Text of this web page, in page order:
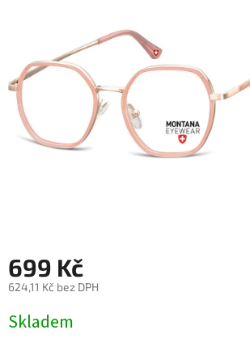
699 Kč
624,11 Kč bez DPH
cena:
Skladem